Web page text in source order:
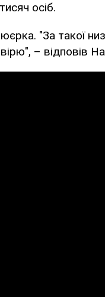
осіб.
"За такої
– відповів